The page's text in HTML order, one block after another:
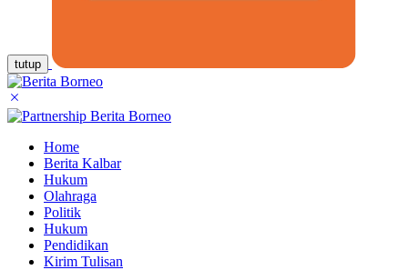
tutup
Home
Berita Kalbar
Hukum
Olahraga
Politik
Hukum
Pendidikan
Kirim Tulisan